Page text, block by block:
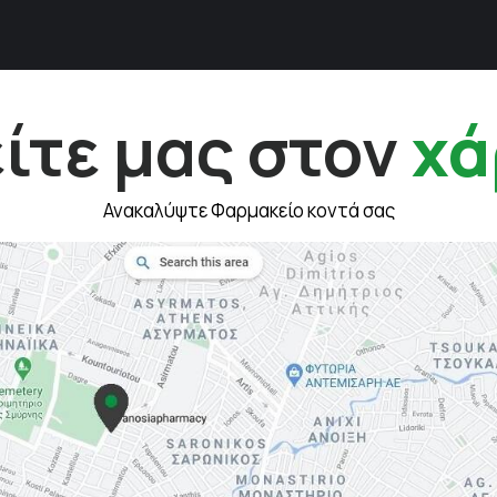
μας στον
Ανακαλύψτε Φαρμακείο κοντά σας